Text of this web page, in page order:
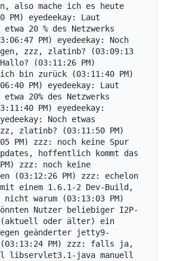
also mache ich es heute
PM) eyedeekay: Laut
20 % des Netzwerks
PM) eyedeekay: Noch
zzz, zlatinb? (03:09:13
(03:11:26 PM)
ich bin zurück (03:11:40 PM)
PM) eyedeekay: Laut
20% des Netzwerks
PM) eyedeekay:
Noch etwas
zlatinb? (03:11:50 PM)
PM) zzz: noch keine Spur
hoffentlich kommt das
zzz: noch keine
(03:12:26 PM) zzz: echelon
einem 1.6.1-2 Dev-Build,
warum (03:13:03 PM)
Nutzer beliebiger I2P-
(aktuell oder älter) ein
geänderter jetty9-
(03:13:24 PM) zzz: falls ja,
libservlet3.1-java manuell